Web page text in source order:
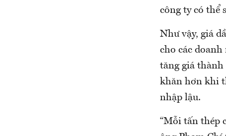
công ty có thể
Như vậy, giá
cho các
tăng giá thành
khăn hơn khi
nhập lậu.
“Mỗi tấn thép